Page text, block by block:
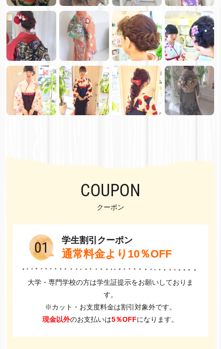
COUPON
クーポン
01 学生割引クーポン
通常料金より10％OFF
大学・専門学校の方は学生証提示をお願いしておりま
す。
※カット・お支度料金は割引対象外です。
現金以外のお支払いは5％OFFになります。